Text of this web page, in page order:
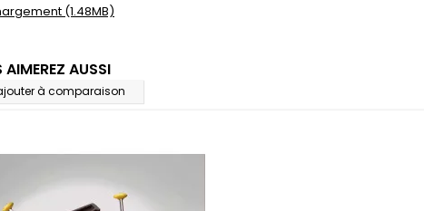
(1.48MB)
AIMEREZ AUSSI
à comparaison